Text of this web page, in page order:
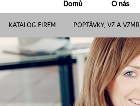
Domů O nás
KATALOG FIREM POPTÁVKY, VZ A VZMR